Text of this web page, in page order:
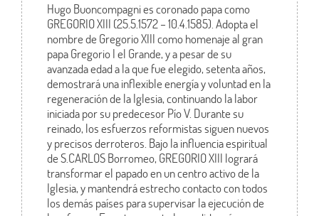
Hugo Buoncompagni es coronado papa como
GREGORIO XIII (25.5.1572 – 10.4.1585). Adopta el
nombre de Gregorio XIII como homenaje al gran
papa Gregorio I el Grande, y a pesar de su
avanzada edad a la que fue elegido, setenta años,
demostrará una inflexible energía y voluntad en la
regeneración de la Iglesia, continuando la labor
iniciada por su predecesor Pío V. Durante su
reinado, los esfuerzos reformistas siguen nuevos
y precisos derroteros. Bajo la influencia espiritual
de S.CARLOS Borromeo, GREGORIO XIII logrará
transformar el papado en un centro activo de la
Iglesia, y mantendrá estrecho contacto con todos
los demás países para supervisar la ejecución de